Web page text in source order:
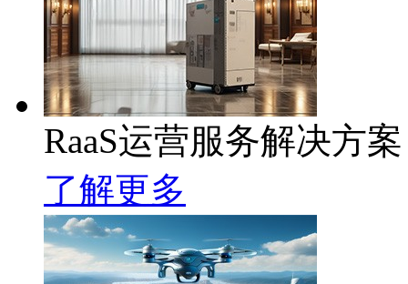
RaaS运营服务解决方案
了解更多